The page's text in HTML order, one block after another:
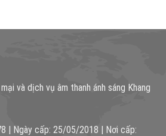
và dịch vụ âm thanh ánh sáng Khang
| Ngày cấp: 25/05/2018 | Nơi cấp: